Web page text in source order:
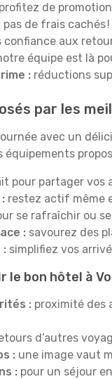
profitez de
pas de frais cachés
confiance aux
équipe est là
: réductions
par les
avec un
équipements
pour partager vos
restez actif même
se rafraîchir ou
: savourez des
simplifiez vos
le bon hôtel à
: proximité des
d’autres
: une image vaut
: pour un séjour